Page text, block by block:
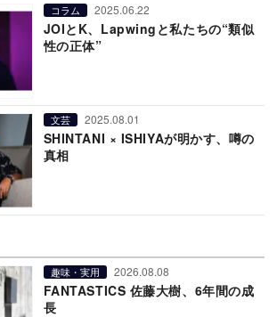
コラム 2025.06.22
JOIとK、Lapwingと私たちの“類似
性の正体”
文芸 2025.08.01
SHINTANI × ISHIYAが明かす、噂の
真相
趣味・実用 2026.08.08
FANTASTICS 佐藤大樹、6年間の成
長